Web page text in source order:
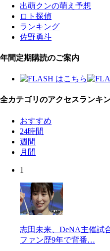
出萌クンの萌え予想
ロト探偵
ランキング
佐野勇斗
年間定期購読のご案内
全カテゴリのアクセスランキ
おすすめ
24時間
週間
月間
1
志田未来、DeNA主催試
ファン歴9年で背番…